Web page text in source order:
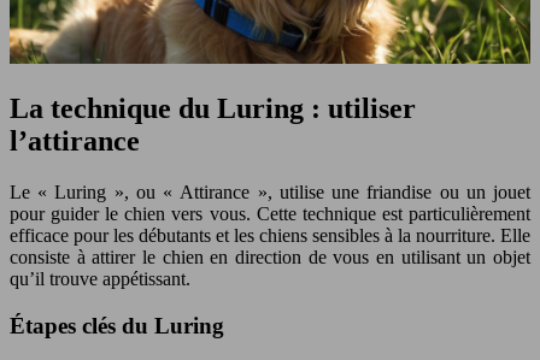
La technique du Luring : utiliser
l’attirance
Le « Luring », ou « Attirance », utilise une friandise ou un jouet
pour guider le chien vers vous. Cette technique est particulièrement
efficace pour les débutants et les chiens sensibles à la nourriture. Elle
consiste à attirer le chien en direction de vous en utilisant un objet
qu’il trouve appétissant.
Étapes clés du Luring